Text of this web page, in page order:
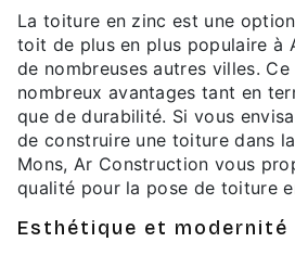
La toiture en zinc est une
toit de plus en plus populaire à
de nombreuses autres villes.
nombreux avantages tant en
que de durabilité. Si vous
de construire une toiture dans
Mons, Ar Construction vous
qualité pour la pose de toiture
Esthétique et modernité